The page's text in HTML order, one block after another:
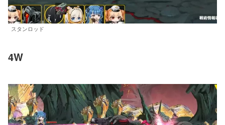
スタンロッド
4W